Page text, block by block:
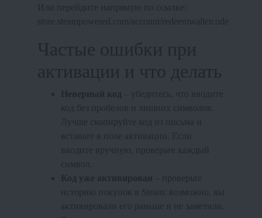
Или перейдите напрямую по ссылке:
store.steampowered.com/account/redeemwalletcode
Частые ошибки при
активации и что делать
Неверный код
– убедитесь, что вводите
код без пробелов и лишних символов.
Лучше скопируйте код из письма и
вводите вручную, проверьте каждый
Код уже активирован
историю покупок в Steam: возможно, вы